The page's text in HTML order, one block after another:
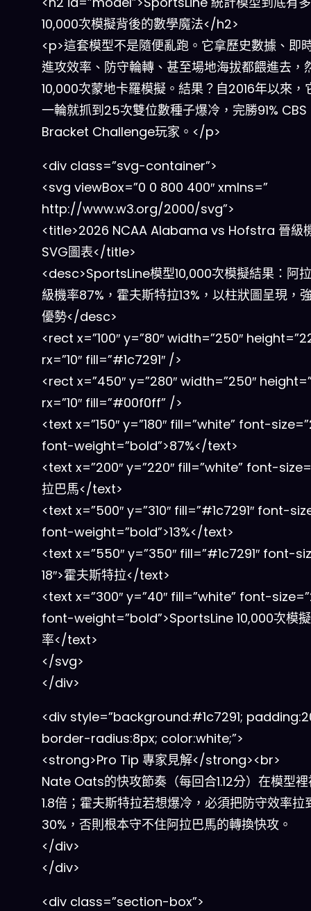
10,000次模擬背後的數學魔法</h2>
<p>這套模型不是隨便亂跑。它拿歷史數據、即
進攻效率、防守輪轉、甚至場地海拔都餵進去，
10,000次蒙地卡羅模擬。結果？自2016年以來，
一輪就抓到25次雙位數種子爆冷，完勝91% CBS
Bracket Challenge玩家。</p>
<div class=”svg-container”>
<svg viewBox=”0 0 800 400″ xmlns=”
http://www.w3.org/2000/svg”>
<title>2026 NCAA Alabama vs Hofstra 晉級
SVG圖表</title>
<desc>SportsLine模型10,000次模擬結果：阿
級機率87%，霍夫斯特拉13%，以柱狀圖呈現，
優勢</desc>
<rect x=”100″ y=”80″ width=”250″
rx=”10″ fill=”#1c7291″ />
<rect x=”450″ y=”280″ width=”250″
rx=”10″ fill=”#00f0ff” />
<text x=”150″ y=”180″ fill=”white” font-
font-weight=”bold”>87%</text>
<text x=”200″ y=”220″ fill=”white” font-
拉巴馬</text>
<text x=”500″ y=”310″ fill=”#1c7291″ font-
font-weight=”bold”>13%</text>
<text x=”550″ y=”350″ fill=”#1c7291″ font-
18″>霍夫斯特拉</text>
<text x=”300″ y=”40″ fill=”white” font-
font-weight=”bold”>SportsLine 10,000次模
率</text>
</svg>
</div>
<div style=”background:#1c7291;
border-radius:8px; color:white;”>
<strong>Pro Tip 專家見解</strong><br>
Nate Oats的快攻節奏（每回合1.12分）在模型
1.8倍；霍夫斯特拉若想爆冷，必須把防守效率拉
30%，否則根本守不住阿拉巴馬的轉換快攻。
</div>
</div>
<div class=”section-box”>